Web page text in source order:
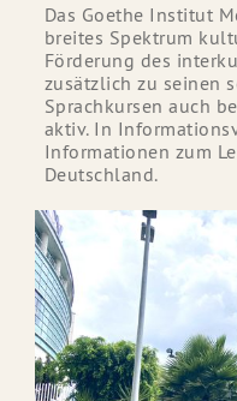
Das Goethe Institut
breites Spektrum
Förderung des
zusätzlich zu seinen
Sprachkursen auch
aktiv. In
Informationen zum
Deutschland.